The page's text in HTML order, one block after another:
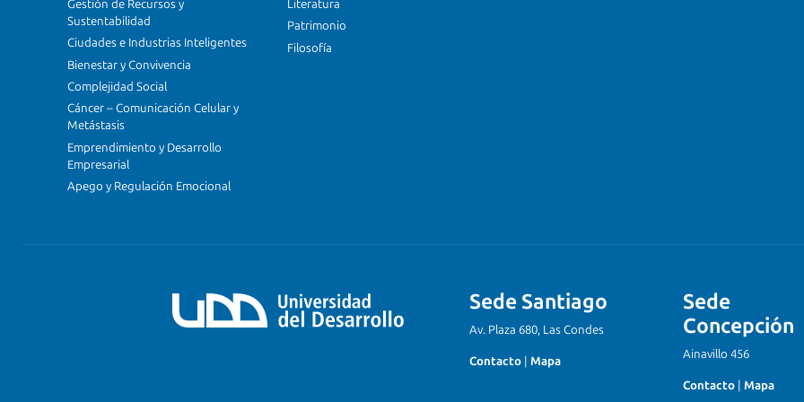
Gestión de Recursos y
Sustentabilidad
Ciudades e Industrias Inteligentes
Bienestar y Convivencia
Complejidad Social
Cáncer – Comunicación Celular y
Metástasis
Emprendimiento y Desarrollo
Empresarial
Apego y Regulación Emocional
Literatura
Patrimonio
Filosofía
Sede Santiago
Av. Plaza 680, Las Condes
Contacto Mapa
Sede
Concepción
Ainavillo 456
Contacto Mapa